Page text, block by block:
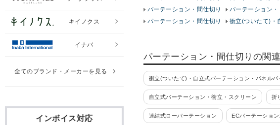
パーテーション・間仕切り
パーテーション
パーテーション・間仕切り
衝立(ついたて)・
パーテーション・間仕切りの関
衝立(ついたて)・自立式パーテーション・パネルパ
自立式パーテーション・衝立・スクリーン 折
連結式ローパーテーション ECパーテーショ
インボイス対応
キイノクス
イナバ
全てのブランド・メーカーを見る